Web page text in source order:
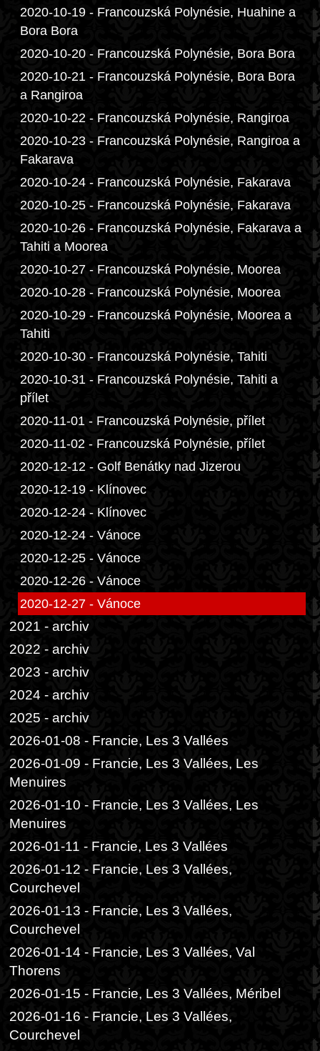
2020-10-19 - Francouzská Polynésie, Huahine a
Bora Bora
2020-10-20 - Francouzská Polynésie, Bora Bora
2020-10-21 - Francouzská Polynésie, Bora Bora
a Rangiroa
2020-10-22 - Francouzská Polynésie, Rangiroa
2020-10-23 - Francouzská Polynésie, Rangiroa a
Fakarava
2020-10-24 - Francouzská Polynésie, Fakarava
2020-10-25 - Francouzská Polynésie, Fakarava
2020-10-26 - Francouzská Polynésie, Fakarava a
Tahiti a Moorea
2020-10-27 - Francouzská Polynésie, Moorea
2020-10-28 - Francouzská Polynésie, Moorea
2020-10-29 - Francouzská Polynésie, Moorea a
Tahiti
2020-10-30 - Francouzská Polynésie, Tahiti
2020-10-31 - Francouzská Polynésie, Tahiti a
přílet
2020-11-01 - Francouzská Polynésie, přílet
2020-11-02 - Francouzská Polynésie, přílet
2020-12-12 - Golf Benátky nad Jizerou
2020-12-19 - Klínovec
2020-12-24 - Klínovec
2020-12-24 - Vánoce
2020-12-25 - Vánoce
2020-12-26 - Vánoce
2020-12-27 - Vánoce
2021 - archiv
2022 - archiv
2023 - archiv
2024 - archiv
2025 - archiv
2026-01-08 - Francie, Les 3 Vallées
2026-01-09 - Francie, Les 3 Vallées, Les
Menuires
2026-01-10 - Francie, Les 3 Vallées, Les
Menuires
2026-01-11 - Francie, Les 3 Vallées
2026-01-12 - Francie, Les 3 Vallées,
Courchevel
2026-01-13 - Francie, Les 3 Vallées,
Courchevel
2026-01-14 - Francie, Les 3 Vallées, Val
Thorens
2026-01-15 - Francie, Les 3 Vallées, Méribel
2026-01-16 - Francie, Les 3 Vallées,
Courchevel